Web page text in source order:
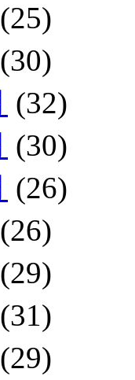
(25)
(30)
(32)
(30)
(26)
(26)
(29)
(31)
(29)